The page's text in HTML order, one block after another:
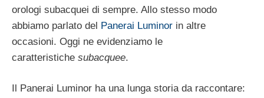
orologi subacquei di sempre. Allo stesso modo
abbiamo parlato del Panerai Luminor in altre
occasioni. Oggi ne evidenziamo le
caratteristiche subacquee.
Il Panerai Luminor ha una lunga storia da raccontare: